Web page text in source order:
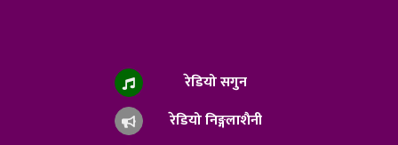
रेडियो सगुन
रेडियो निङ्गलाशैनी